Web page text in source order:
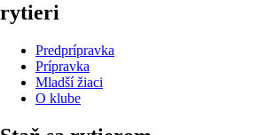
rytieri
Predprípravka
Prípravka
Mladší žiaci
O klube